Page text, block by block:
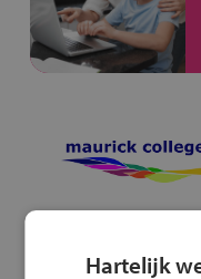
Hartelijk